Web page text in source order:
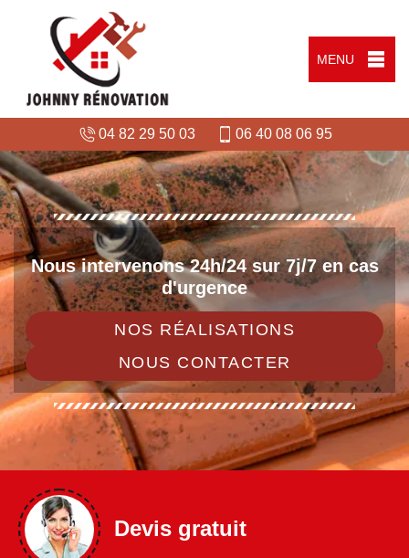
MENU
04 82 29 50 03 06 40 08 06 95
Nous intervenons 24h/24 sur 7j/7 en cas
d'urgence
NOS RÉALISATIONS
NOUS CONTACTER
Devis gratuit